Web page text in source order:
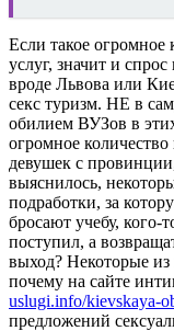
Если такое огромное
услуг, значит и
вроде Львова или
секс туризм. НЕ в
обилием ВУЗов в
огромное
девушек с
выяснилось,
подработки, за
бросают учебу, кого-
поступил, а
выход? Некоторые
почему на сайте
uslugi.info/kievskaya-
предложений